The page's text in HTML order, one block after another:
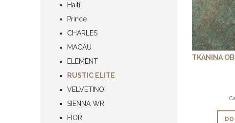
Haiti
Prince
CHARLES
MACAU
ELEMENT
RUSTIC ELITE
VELVETINO
SIENNA WR
FIOR
TKANINA